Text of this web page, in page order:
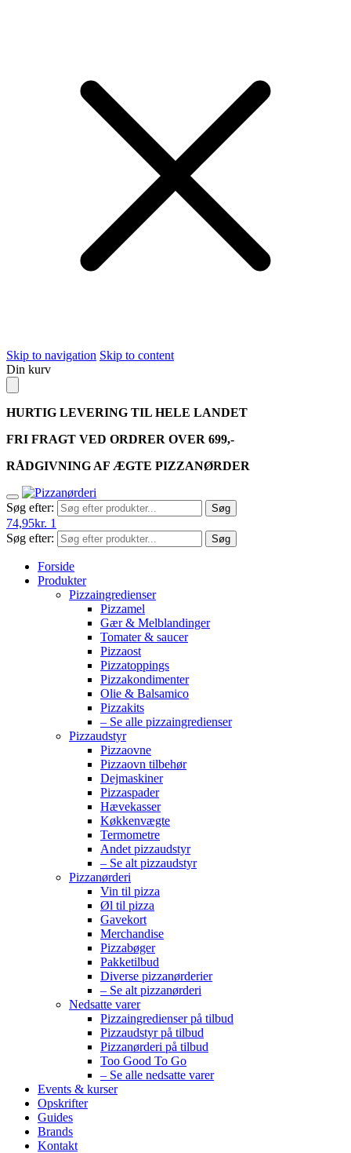
Skip to navigation Skip to content
Din kurv
HURTIG LEVERING TIL HELE LANDET
FRI FRAGT VED ORDRER OVER 699,-
RÅDGIVNING AF ÆGTE PIZZANØRDER
Søg efter: Søg
74,95kr. 1
Søg efter:
Søg
Forside
Produkter
Pizzaingredienser
Pizzamel
Gær & Melblandinger
Tomater & saucer
Pizzaost
Pizzatoppings
Pizzakondimenter
Olie & Balsamico
Pizzakits
– Se alle pizzaingredienser
Pizzaudstyr
Pizzaovne
Pizzaovn tilbehør
Dejmaskiner
Pizzaspader
Hævekasser
Køkkenvægte
Termometre
Andet pizzaudstyr
– Se alt pizzaudstyr
Pizzanørderi
Vin til pizza
Øl til pizza
Gavekort
Merchandise
Pizzabøger
Pakketilbud
Diverse pizzanørderier
– Se alt pizzanørderi
Nedsatte varer
Pizzaingredienser på tilbud
Pizzaudstyr på tilbud
Pizzanørderi på tilbud
Too Good To Go
– Se alle nedsatte varer
Events & kurser
Opskrifter
Guides
Brands
Kontakt